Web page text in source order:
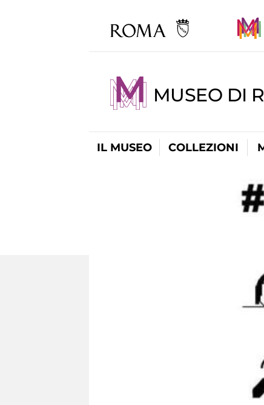
MUSEO DI
IL MUSEO COLLEZIONI